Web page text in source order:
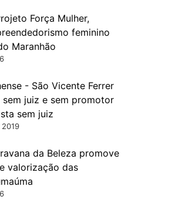
Força Mulher,
feminino
Maranhão
- São Vicente Ferrer
juiz e sem promotor
sem juiz
da Beleza promove
valorização das